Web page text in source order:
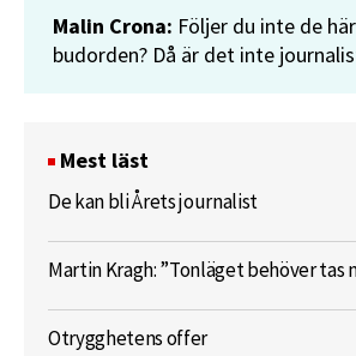
Malin Crona: Följer du inte de
budorden? Då är det inte
Mest läst
De kan bli Årets journalist
Martin Kragh: ”Tonläget behöver tas
Otrygghetens offer